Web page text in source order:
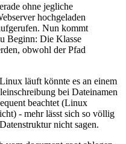
ohne jegliche
hochgeladen
Nun kommt
Beginn: Die Klasse
obwohl der Pfad
läuft könnte es an einem
bei Dateinamen
beachtet (Linux
- mehr lässt sich so völlig
nicht sagen.